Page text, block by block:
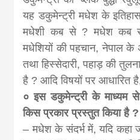
यह डकुमेन्ट्री मधेश के
मधेशी कब से ? मधेश कब से
मधेशियों की पहचान, नेपाल के
तथा हिस्सेदारी, पहाड़ की
है ? आदि विषयों पर आधारित
० इस डकुमेन्ट्री के माध्यम
किस प्रकार प्रस्तुत किया है ?
– मधेश के संदर्भ में, यदि कहा